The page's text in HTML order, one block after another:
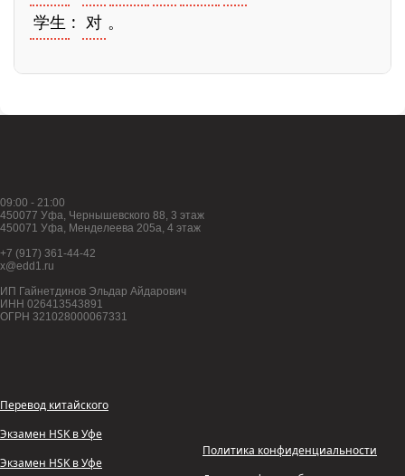
学生 : 对 。
09:00 - 21:00
450077 Уфа, Чернышевского 88, 3 этаж
450071 Уфа, Менделеева 205а, 4 этаж
+7 (917) 361-44-42
x@edd1.ru
ИП Гайнетдинов Эльдар Айдарович
ИНН 026413543891
ОГРН 321028000067331
Перевод китайского
Экзамен HSK в Уфе
Экзамен HSK в Уфе
Политика конфиденциальности